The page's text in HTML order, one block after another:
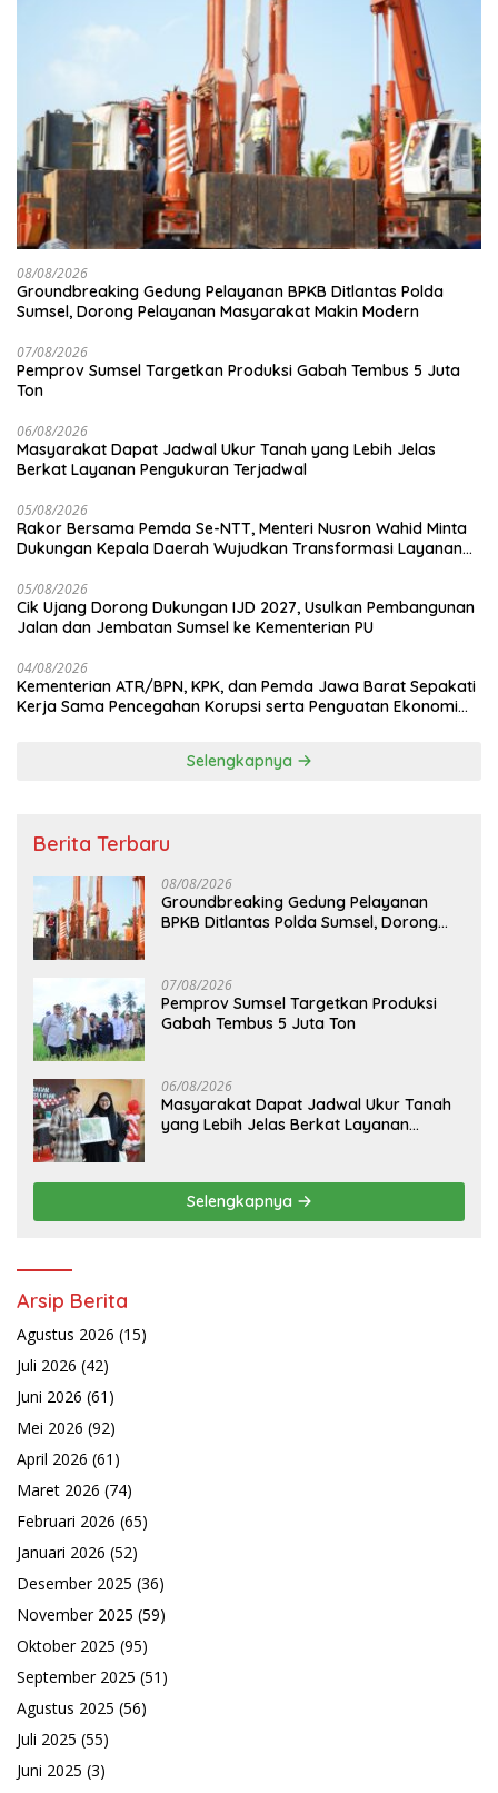
08/08/2026
Groundbreaking Gedung Pelayanan BPKB Ditlantas Polda
Sumsel, Dorong Pelayanan Masyarakat Makin Modern
07/08/2026
Pemprov Sumsel Targetkan Produksi Gabah Tembus 5 Juta
Ton
06/08/2026
Masyarakat Dapat Jadwal Ukur Tanah yang Lebih Jelas
Berkat Layanan Pengukuran Terjadwal
05/08/2026
Rakor Bersama Pemda Se-NTT, Menteri Nusron Wahid Minta
Dukungan Kepala Daerah Wujudkan Transformasi Layanan
05/08/2026
Cik Ujang Dorong Dukungan IJD 2027, Usulkan Pembangunan
Jalan dan Jembatan Sumsel ke Kementerian PU
04/08/2026
Kementerian ATR/BPN, KPK, dan Pemda Jawa Barat Sepakati
Kerja Sama Pencegahan Korupsi serta Penguatan Ekonomi
Selengkapnya
Berita Terbaru
08/08/2026
Groundbreaking Gedung Pelayanan
BPKB Ditlantas Polda Sumsel, Dorong
07/08/2026
Pemprov Sumsel Targetkan Produksi
Gabah Tembus 5 Juta Ton
06/08/2026
Masyarakat Dapat Jadwal Ukur Tanah
yang Lebih Jelas Berkat Layanan
Selengkapnya
Arsip Berita
Agustus 2026 (15)
Juli 2026 (42)
Juni 2026 (61)
Mei 2026 (92)
April 2026 (61)
Maret 2026 (74)
Februari 2026 (65)
Januari 2026 (52)
Desember 2025 (36)
November 2025 (59)
Oktober 2025 (95)
September 2025 (51)
Agustus 2025 (56)
Juli 2025 (55)
Juni 2025 (3)